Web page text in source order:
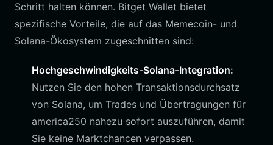
Schritt halten können. Bitget Wallet bietet
spezifische Vorteile, die auf das Memecoin- und
Solana-Ökosystem zugeschnitten sind:
Hochgeschwindigkeits-Solana-Integration:
Nutzen Sie den hohen Transaktionsdurchsatz
von Solana, um Trades und Übertragungen für
america250 nahezu sofort auszuführen, damit
Sie keine Marktchancen verpassen.